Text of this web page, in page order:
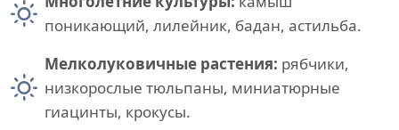
поникающий, лилейник, бадан, астильба.
Мелколуковичные растения: рябчики,
низкорослые тюльпаны, миниатюрные
гиацинты, крокусы.